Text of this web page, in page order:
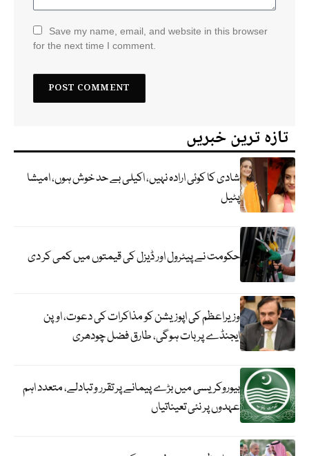
Save my name, email, and website in this browser
for the next time I comment.
تازہ ترین خبریں
شادی کا کوئی ارادہ نہیں، اکیلی بے حد خوش ہوں، امیشا
پٹیل
حکومت نے پیٹرول اور ڈیزل کی قیمتوں میں کمی کر دی
وزیراعظم کی اپوزیشن کو مذاکرات کی دعوت، اوپن
ایجنڈے پر بات ہوگی، طارق فضل چودھری
بیوروکریسی میں بڑے پیمانے پر تقرر و تبادلے، متعدد اہم
عہدوں پر نئی تعیناتیاں